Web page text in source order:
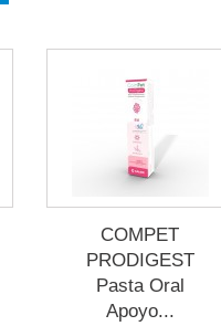
COMPET
PRODIGEST
Pasta Oral
Apoyo...